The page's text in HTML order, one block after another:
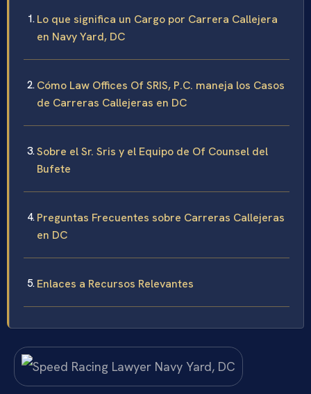
Lo que significa un Cargo por Carrera Callejera
en Navy Yard, DC
Cómo Law Offices Of SRIS, P.C. maneja los Casos
de Carreras Callejeras en DC
Sobre el Sr. Sris y el Equipo de Of Counsel del
Bufete
Preguntas Frecuentes sobre Carreras Callejeras
en DC
Enlaces a Recursos Relevantes